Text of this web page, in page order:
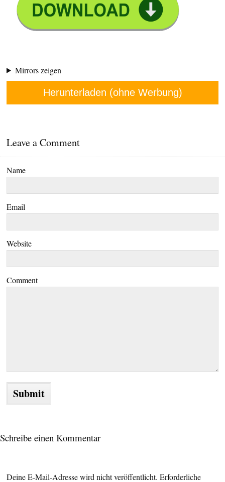
Mirrors zeigen
Herunterladen (ohne Werbung)
Leave a Comment
Name
Email
Website
Comment
Schreibe einen Kommentar
Deine E-Mail-Adresse wird nicht veröffentlicht. Erforderliche